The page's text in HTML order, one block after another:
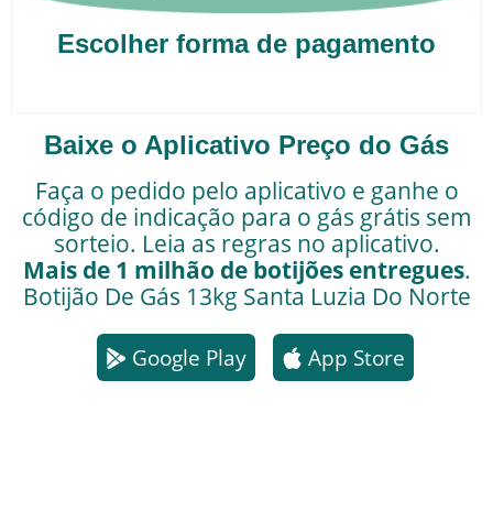
Escolher forma de pagamento
Baixe o Aplicativo Preço do Gás
Faça o pedido pelo aplicativo e ganhe o
código de indicação para o gás grátis sem
sorteio. Leia as regras no aplicativo.
Mais de 1 milhão de botijões entregues.
Botijão De Gás 13kg Santa Luzia Do Norte
Google Play App Store